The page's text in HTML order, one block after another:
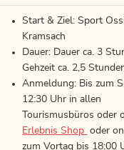
Start & Ziel: Sport
Kramsach
Dauer: Dauer ca. 3
Gehzeit ca. 2,5
Anmeldung: Bis zum
12:30 Uhr in allen
Tourismusbüros oder
Erlebnis Shop oder
zum Vortag bis 18:00